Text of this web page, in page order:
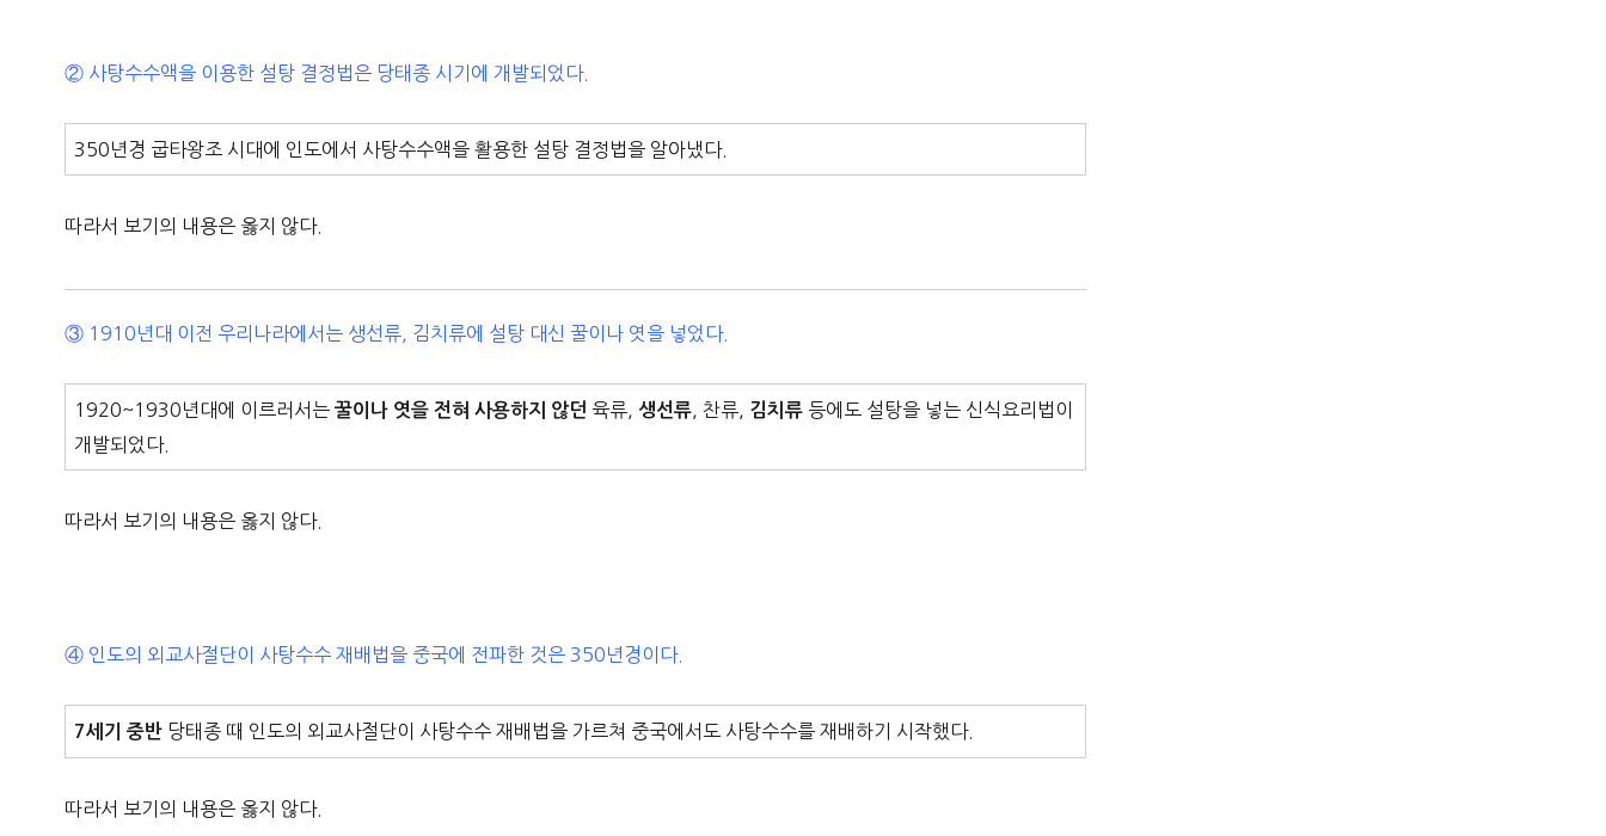
② 사탕수수액을 이용한 설탕 결정법은 당태종 시기에 개발되었다.
350년경 굽타왕조 시대에 인도에서 사탕수수액을 활용한 설탕 결정법을 알아냈다.
따라서 보기의 내용은 옳지 않다.
③ 1910년대 이전 우리나라에서는 생선류, 김치류에 설탕 대신 꿀이나 엿을 넣었다.
1920~1930년대에 이르러서는꿀이나 엿을 전혀 사용하지 않던 육류, 생선류 , 찬류, 김치류 등에도 설탕을 넣는 신식요리법이
개발되었다.
따라서 보기의 내용은 옳지 않다.
④ 인도의 외교사절단이 사탕수수 재배법을 중국에 전파한 것은 350년경이다.
7세기 중반 당태종 때 인도의 외교사절단이 사탕수수 재배법을 가르쳐 중국에서도 사탕수수를 재배하기 시작했다.
따라서 보기의 내용은 옳지 않다.